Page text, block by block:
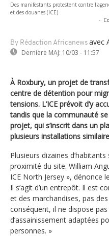
Des manifestants protestent contre
et des douanes (ICE)
-
By Rédaction Africanews avec
Dernière MAJ: 10/03 - 11:57
À Roxbury, un projet de
centre de détention pour
tensions. L’ICE prévoit d’y
tandis que la communauté
projet, qui s’inscrit dans un
plusieurs installations
Plusieurs dizaines
proximité du site. William
ICE North Jersey », dénonce
Il s’agit d’un entrepôt. Il est
et des marchandises, pas
conséquent, il ne dispose
d’assainissement adaptées
personnes. »